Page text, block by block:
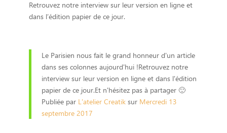
Retrouvez notre interview sur leur version en ligne et
dans l’édition papier de ce jour.
Le Parisien nous fait le grand honneur d'un article
dans ses colonnes aujourd'hui !Retrouvez notre
interview sur leur version en ligne et dans l'édition
papier de ce jour.Et n'hésitez pas à partager 🙂
Publiée par L'atelier Creatiksur Mercredi 13
septembre 2017